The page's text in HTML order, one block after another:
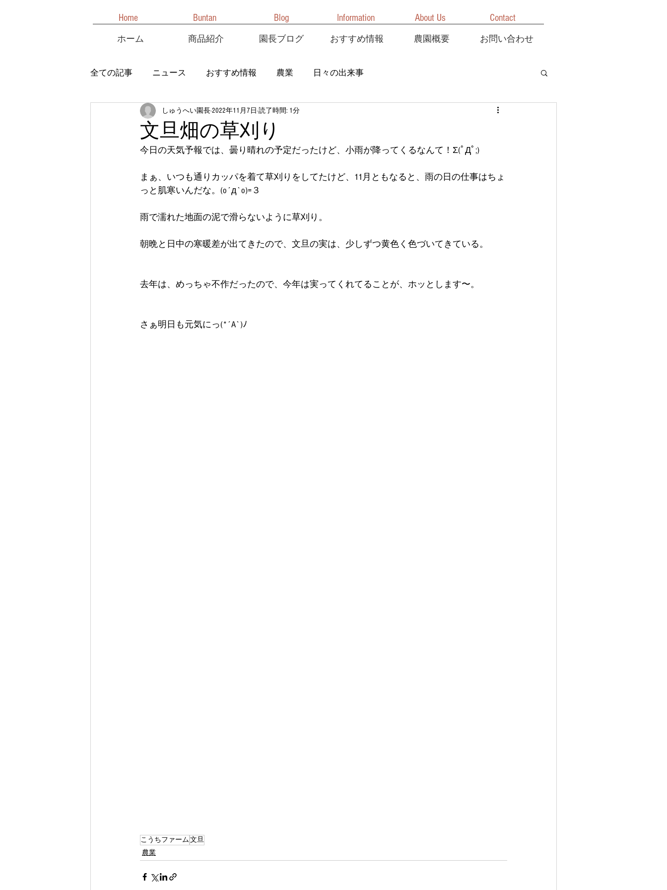
ホーム 商品紹介 園長ブログ おすすめ情報 農園概要 お問い合わせ
Home About Us
Information
Blog
Buntan Contact
全ての記事 ニュース おすすめ情報 農業 日々の出来事
文旦畑の草刈り
しゅうへい園長2022年11月7日 読了時間: 1分
今日の天気予報では、曇り晴れの予定だったけど、小雨が降ってくるなんて！Σ(ﾟДﾟ;)
まぁ、いつも通りカッパを着て草刈りをしてたけど、11月ともなると、雨の日の仕事はちょ
っと肌寒いんだな。(o´д`o)=３
雨で濡れた地面の泥で滑らないように草刈り。
朝晩と日中の寒暖差が出てきたので、文旦の実は、少しずつ黄色く色づいてきている。
去年は、めっちゃ不作だったので、今年は実ってくれてることが、ホッとします〜。
さぁ明日も元気にっ(*´A`)ﾉ
こうちファーム文旦
農業